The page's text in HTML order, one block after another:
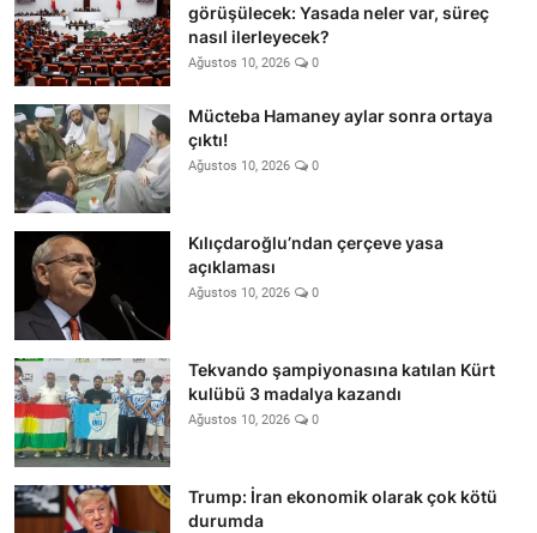
görüşülecek: Yasada neler var, süreç
nasıl ilerleyecek?
Ağustos 10, 2026 0
Mücteba Hamaney aylar sonra ortaya
çıktı!
Ağustos 10, 2026 0
Kılıçdaroğlu’ndan çerçeve yasa
açıklaması
Ağustos 10, 2026 0
Tekvando şampiyonasına katılan Kürt
kulübü 3 madalya kazandı
Ağustos 10, 2026 0
Trump: İran ekonomik olarak çok kötü
durumda